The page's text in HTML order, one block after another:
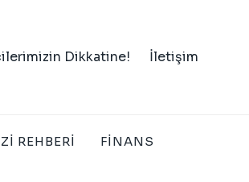
Dikkatine! İletişim
REHBERI
FINANS